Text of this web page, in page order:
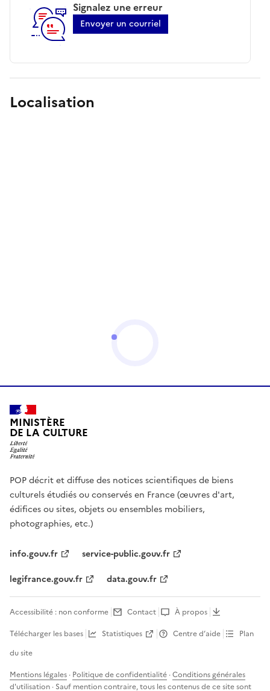
Signalez une erreur
Envoyer un courriel
Localisation
MINISTÈRE
DE LA CULTURE
POP décrit et diffuse des notices scientifiques de biens
culturels étudiés ou conservés en France (œuvres d'art,
édifices ou sites, objets ou ensembles mobiliers,
photographies, etc.)
info.gouv.fr
service-public.gouv.fr
legifrance.gouv.fr
data.gouv.fr
Accessibilité : non conforme Contact
À propos
Télécharger les bases
Statistiques Centre d’aide
Plan
du site
Mentions légales · Politique de confidentialité ·Conditions générales
d'utilisation · Sauf mention contraire, tous les contenus de ce site sont